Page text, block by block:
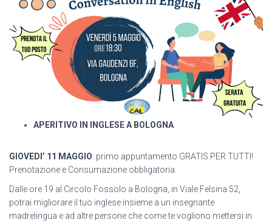
APERITIVO IN INGLESE A BOLOGNA
GIOVEDI’ 11 MAGGIO: primo appuntamento GRATIS PER TUTTI!
Prenotazione e Consumazione obbligatoria.
Dalle ore 19 al Circolo Fossolo a Bologna, in Viale Felsina 52,
potrai migliorare il tuo inglese insieme a un insegnante
madrelingua e ad altre persone che come te vogliono mettersi in